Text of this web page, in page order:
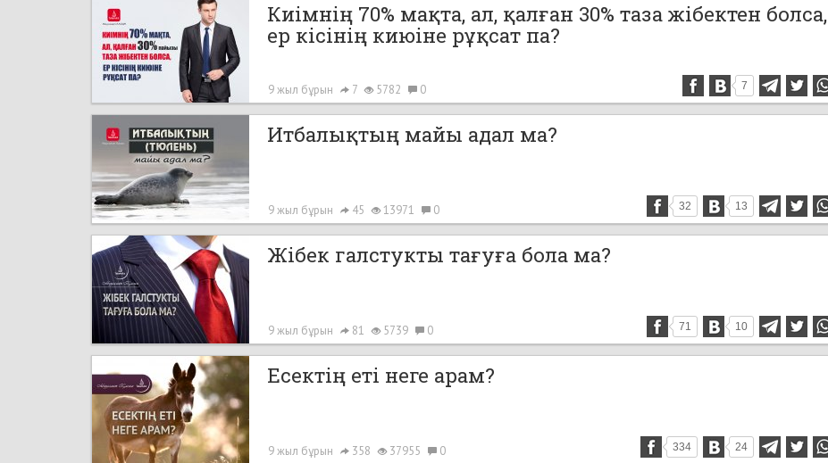
Киімнің 70% мақта, ал, қалған 30% таза жібектен болса,
ер кісінің киюіне рұқсат па?
9 жыл бұрын 7 5782 0 7
Итбалықтың майы адал ма?
9 жыл бұрын 45 13971 0 32 13
Жібек галстукты тағуға бола ма?
9 жыл бұрын 81 5739 0 71 10
Есектің еті неге арам?
9 жыл бұрын 358 37955 0 334 24